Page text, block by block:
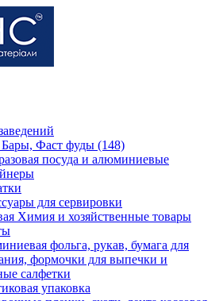
Бары, Фаст фуды (148)
посуда и алюминиевые
для сервировки
Химия и хозяйственные товары
фольга, рукав, бумага для
формочки для выпечки и
салфетки
упаковка